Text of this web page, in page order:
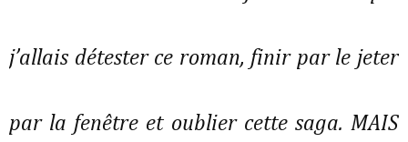
j’allais détester ce roman, finir par le jeter
par la fenêtre et oublier cette saga. MAIS